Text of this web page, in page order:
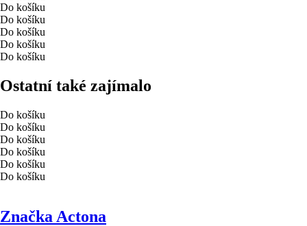
Do košíku
Do košíku
Do košíku
Do košíku
Do košíku
Ostatní také zajímalo
Do košíku
Do košíku
Do košíku
Do košíku
Do košíku
Do košíku
Značka Actona